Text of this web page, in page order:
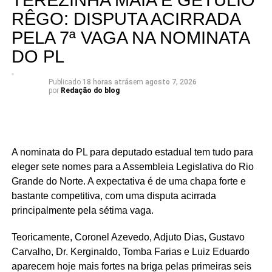
dependendo de um desempenho acima do esperado, a
briga interna do União Progressista promete ser uma das
mais interessantes da eleição para a Assembleia
Legislativa em 2026.
RÊGO: DISPUTA ACIRRADA
PELA 7ª VAGA NA NOMINATA
DO PL
Publicado 18 horas atrásem agosto 7, 2026
por Redação do blog
A nominata do PL para deputado estadual tem tudo para
eleger sete nomes para a Assembleia Legislativa do Rio
Grande do Norte. A expectativa é de uma chapa forte e
bastante competitiva, com uma disputa acirrada
principalmente pela sétima vaga.
Teoricamente, Coronel Azevedo, Adjuto Dias, Gustavo
Carvalho, Dr. Kerginaldo, Tomba Farias e Luiz Eduardo
aparecem hoje mais fortes na briga pelas primeiras seis